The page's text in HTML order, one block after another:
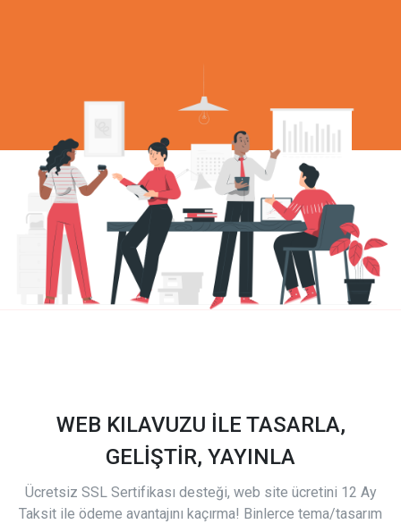
WEB KILAVUZU İLE TASARLA,
GELİŞTİR, YAYINLA
Ücretsiz SSL Sertifikası desteği, web site ücretini 12 Ay
Taksit ile ödeme avantajını kaçırma! Binlerce tema/tasarım